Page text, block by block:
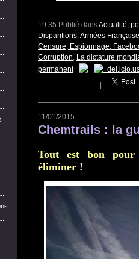
19:35 Publié dansActualité,
Disparitions,Armées
Censure, Espionnage,
Corruption, La dictature
permanent|
11/01/2015
Chemtrails : la
Tout est bon pour
éliminer !